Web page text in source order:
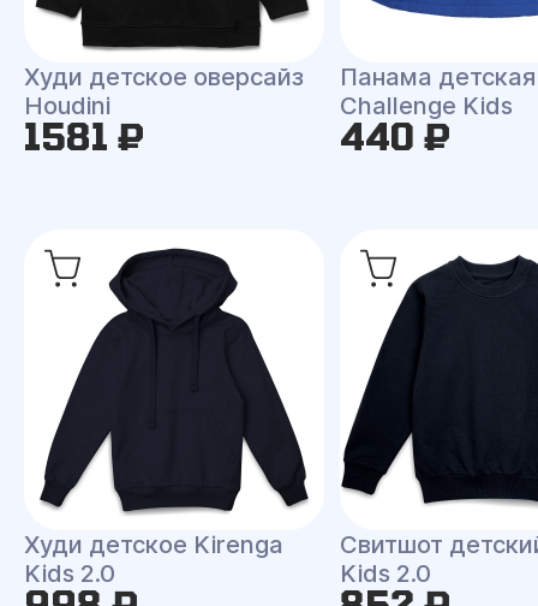
Худи детское оверсайз
Houdini
1581 ₽
Панама детская
Challenge Kids
440 ₽
Худи детское Kirenga
Kids 2.0
Свитшот
Kids 2.0